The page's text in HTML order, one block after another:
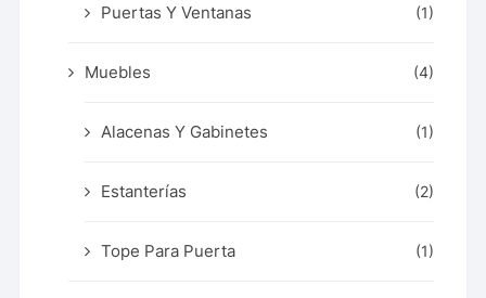
Puertas Y Ventanas (1)
Muebles (4)
Alacenas Y Gabinetes (1)
Estanterías (2)
Tope Para Puerta (1)